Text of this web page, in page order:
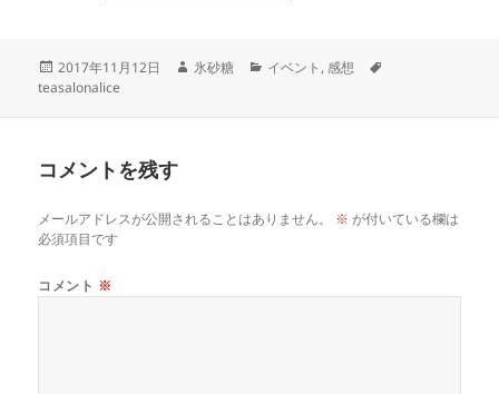
投
稿
2017年11月12日
作
氷砂糖
カ
イベント ,感想
teasalonalice
コメントを残す
メールアドレスが公開されることはありません。 ※ が付いている欄は
必須項目です
コメント ※